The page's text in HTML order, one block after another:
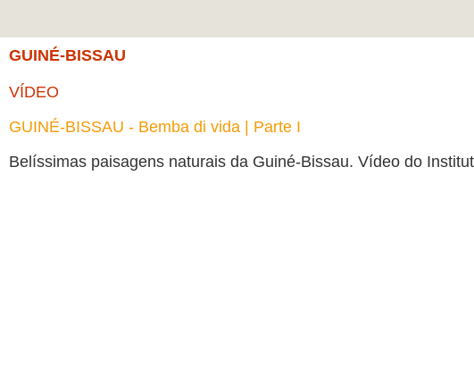
GUINÉ-BISSAU
VÍDEO
GUINÉ-BISSAU - Bemba di vida | Parte I
Belíssimas paisagens naturais da Guiné-Bissau. Vídeo do